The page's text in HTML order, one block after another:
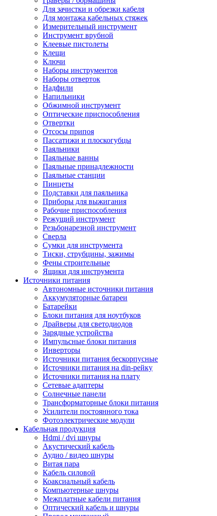
Для зачистки и обрезки кабеля
Для монтажа кабельных стяжек
Измерительный инструмент
Инструмент врубной
Клеевые пистолеты
Клещи
Ключи
Наборы инструментов
Наборы отверток
Надфили
Напильники
Обжимной инструмент
Оптические приспособления
Отвертки
Отсосы припоя
Пассатижи и плоскогубцы
Паяльники
Паяльные ванны
Паяльные принадлежности
Паяльные станции
Пинцеты
Подставки для паяльника
Приборы для выжигания
Рабочие приспособления
Режущий инструмент
Резьбонарезной инструмент
Сверла
Сумки для инструмента
Тиски, струбцины, зажимы
Фены строительные
Ящики для инструмента
Источники питания
Автономные источники питания
Аккумуляторные батареи
Батарейки
Блоки питания для ноутбуков
Драйверы для светодиодов
Зарядные устройства
Импульсные блоки питания
Инверторы
Источники питания бескорпусные
Источники питания на din-рейку
Источники питания на плату
Сетевые адаптеры
Солнечные панели
Трансформаторные блоки питания
Усилители постоянного тока
Фотоэлектрические модули
Кабельная продукция
Hdmi / dvi шнуры
Акустический кабель
Аудио / видео шнуры
Витая пара
Кабель силовой
Коаксиальный кабель
Компьютерные шнуры
Межплатные кабели питания
Оптический кабель и шнуры